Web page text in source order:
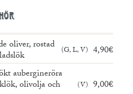
oliver, rostad G, L, V
4,90€
aubergineröra
olivolja och V
9,00€